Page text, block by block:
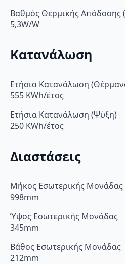
Βαθμός Θερμικής Απόδοσης
5,3W/W
Κατανάλωση
Ετήσια Κατανάλωση
555 KWh/έτος
Ετήσια Κατανάλωση (Ψύξη)
250 KWh/έτος
Διαστάσεις
Μήκος Εσωτερικής Μονάδας
998mm
Ύψος Εσωτερικής Μονάδας
345mm
Βάθος Εσωτερικής Μονάδας
212mm